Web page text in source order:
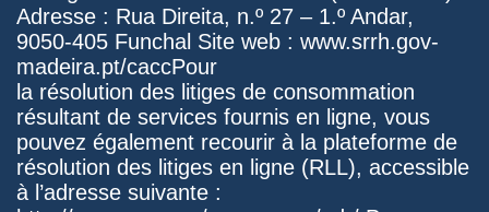
Adresse : Rua Direita, n.º 27 – 1.º Andar,
9050-405 Funchal Site web : www.srrh.gov-
madeira.pt/caccPour
la résolution des litiges de consommation
résultant de services fournis en ligne, vous
pouvez également recourir à la plateforme de
résolution des litiges en ligne (RLL), accessible
à l’adresse suivante :